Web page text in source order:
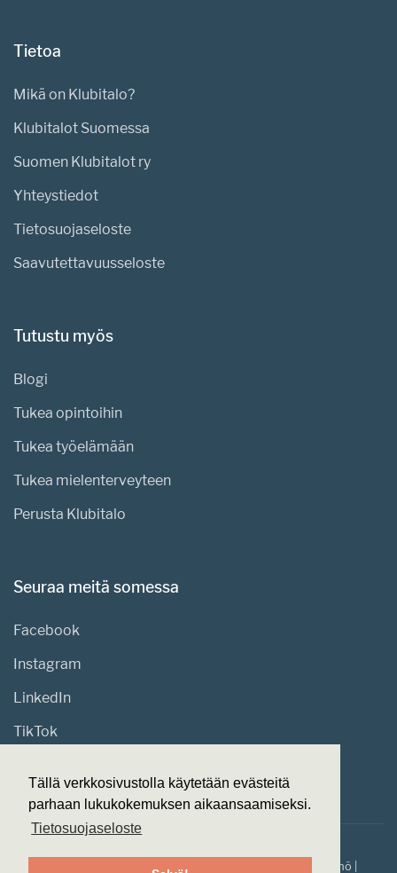
Tällä verkkosivustolla käytetään evästeitä
parhaan lukukokemuksen aikaansaamiseksi.
Tietosuojaseloste
Tietoa
Mikä on Klubitalo?
Klubitalot Suomessa
Suomen Klubitalot ry
Yhteystiedot
Tietosuojaseloste
Saavutettavuusseloste
Tutustu myös
Blogi
Tukea opintoihin
Tukea työelämään
Tukea mielenterveyteen
Perusta Klubitalo
Seuraa meitä somessa
Facebook
Instagram
LinkedIn
TikTok
Suomen Klubitalot. Made with ❤ by Web-veistämö